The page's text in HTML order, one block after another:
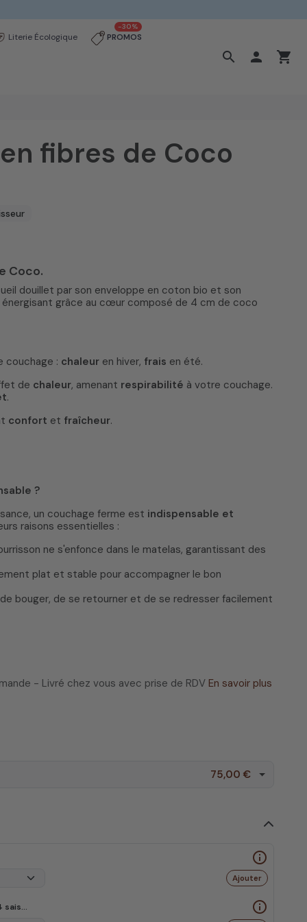
Literie Écologique PROMOS
-30%
search  shopping_cart
fibres de Coco
Coco.
douillet par son enveloppe en coton bio et son
énergisant grâce au cœur composé de 4 cm de coco
couchage : chaleur en hiver, frais en été.
de chaleur, amenant respirabilité à votre couchage.
.
confort et fraîcheur.
?
un couchage ferme est indispensable et
raisons essentielles :
ne s'enfonce dans le matelas, garantissant des
plat et stable pour accompagner le bon
bouger, de se retourner et de se redresser facilement
- Livré chez vous avec prise de RDV En savoir plus
75,00 €
info_outline
Ajouter
Couette naturelle bébé et enfant en laine - 4 saisons info_outline